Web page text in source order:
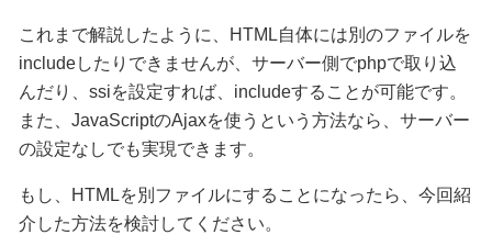
これまで解説したように、HTML自体には別のファイルを
includeしたりできませんが、サーバー側でphpで取り込
んだり、ssiを設定すれば、includeすることが可能です。
また、JavaScriptのAjaxを使うという方法なら、サーバー
の設定なしでも実現できます。
もし、HTMLを別ファイルにすることになったら、今回紹
介した方法を検討してください。